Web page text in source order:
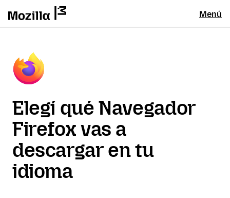
Menú
Elegí qué Navegador
Firefox vas a
descargar en tu
idioma